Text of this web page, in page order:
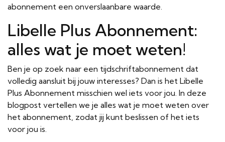
abonnement een onverslaanbare waarde.
Libelle Plus Abonnement:
alles wat je moet weten!
Ben je op zoek naar een tijdschriftabonnement dat
volledig aansluit bij jouw interesses? Dan is het Libelle
Plus Abonnement misschien wel iets voor jou. In deze
blogpost vertellen we je alles wat je moet weten over
het abonnement, zodat jij kunt beslissen of het iets
voor jou is.